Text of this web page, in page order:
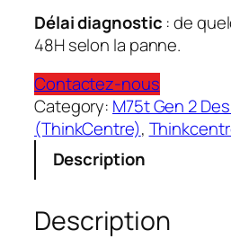
Délai diagnostic : de
48H selon la panne.
Contactez-nous
Category: M75t Gen 2
(ThinkCentre),
Description
Description